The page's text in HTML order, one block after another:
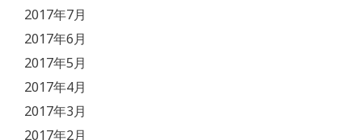
2017年7月
2017年6月
2017年5月
2017年4月
2017年3月
2017年2月